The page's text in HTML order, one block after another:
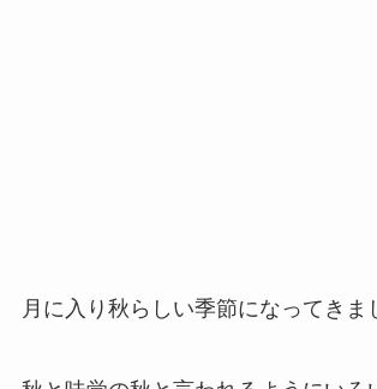
月に入り秋らしい季節になってきま